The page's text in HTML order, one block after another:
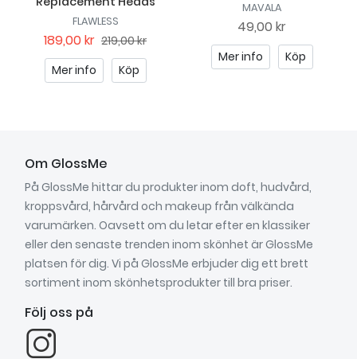
FLAWLESS
189,00 kr 219,00 kr
Mer info
Köp
MAVALA
49,00 kr
Mer info Köp
Om GlossMe
På GlossMe hittar du produkter inom doft, hudvård,
kroppsvård, hårvård och makeup från välkända
varumärken. Oavsett om du letar efter en klassiker
eller den senaste trenden inom skönhet är GlossMe
platsen för dig. Vi på GlossMe erbjuder dig ett brett
sortiment inom skönhetsprodukter till bra priser.
Följ oss på